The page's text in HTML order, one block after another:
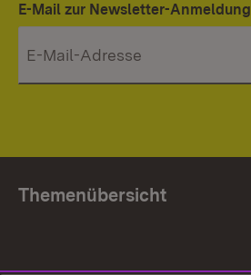
E-Mail zur Newsletter-Anmeldung
Themenübersicht